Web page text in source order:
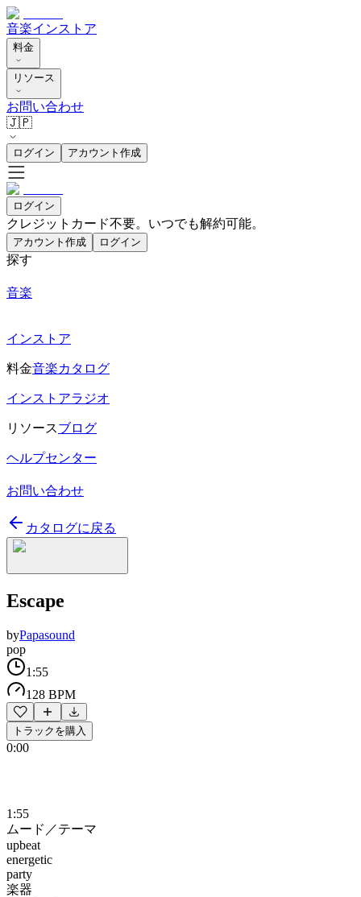
音楽インストア
料金
リソース
お問い合わせ
🇯🇵
ログイン アカウント作成
ログイン
クレジットカード不要。いつでも解約可能。
アカウント作成 ログイン
探す
音楽
インストア
料金音楽カタログ
インストアラジオ
リソースブログ
ヘルプセンター
お問い合わせ
カタログに戻る
Escape
byPapasound
pop
1:55
128 BPM
トラックを購入
0:00
1:55
ムード／テーマ
upbeat
energetic
party
楽器